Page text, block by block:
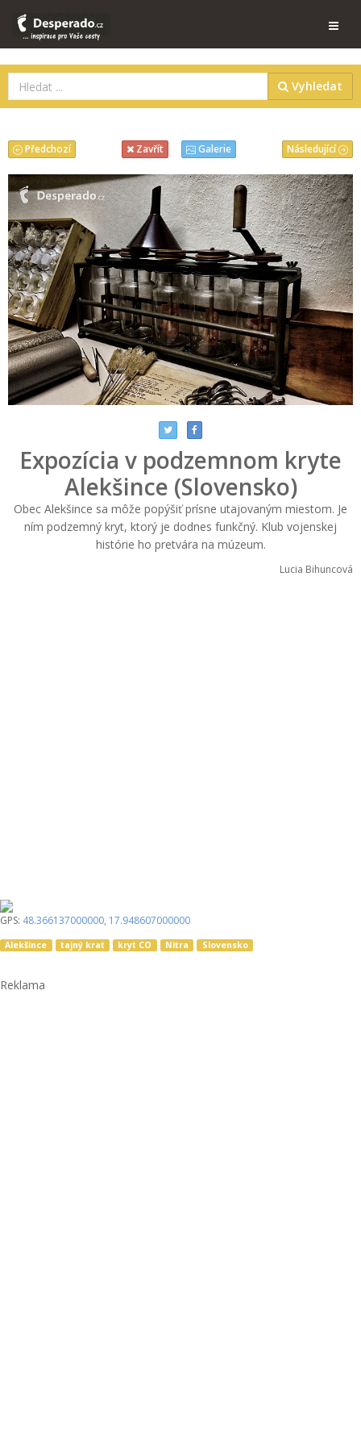
Vyhledat
Následující
Předchozí Zavřít Galerie
Expozícia v podzemnom kryte
Alekšince (Slovensko)
Obec Alekšince sa môže popýšiť prísne utajovaným miestom. Je
ním podzemný kryt, ktorý je dodnes funkčný. Klub vojenskej
histórie ho pretvára na múzeum.
Lucia Bihuncová
GPS: 48.366137000000, 17.948607000000
Alekšince tajný krat kryt CO Nitra Slovensko
Reklama